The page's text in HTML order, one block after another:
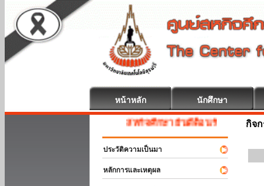
หน้าหลัก นักศึกษา
สหกิจศึกษา ยินดีต้อนรับ
ประวัติความเป็นมา
หลักการและเหตุผล
กิจ